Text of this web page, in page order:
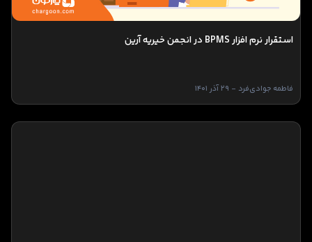
استقرار نرم افزار BPMS در انجمن خیریه آرین
فاطمه جوادی‌فرد - 29 آذر 1401